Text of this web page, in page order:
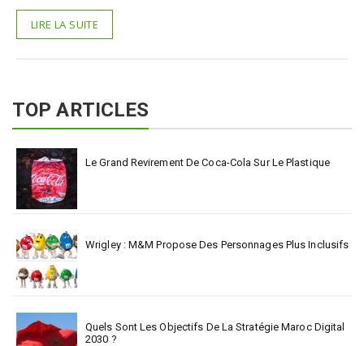
LIRE LA SUITE
TOP ARTICLES
Le Grand Revirement De Coca-Cola Sur Le Plastique
Wrigley : M&M Propose Des Personnages Plus Inclusifs
Quels Sont Les Objectifs De La Stratégie Maroc Digital
2030 ?